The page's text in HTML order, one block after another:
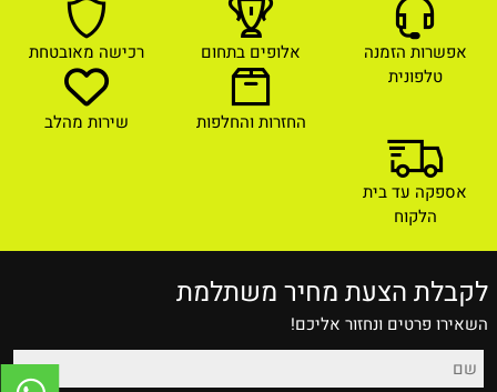
אפשרות הזמנה
טלפונית
אלופים בתחום רכישה מאובטחת
החזרות והחלפות שירות מהלב
אספקה עד בית
הלקוח
לקבלת הצעת מחיר משתלמת
השאירו פרטים ונחזור אליכם!